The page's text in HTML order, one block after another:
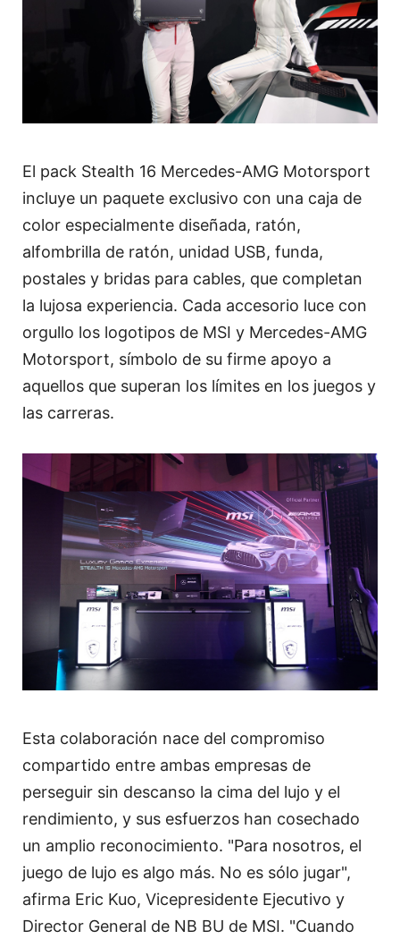
El pack Stealth 16 Mercedes-AMG Motorsport
incluye un paquete exclusivo con una caja de
color especialmente diseñada, ratón,
alfombrilla de ratón, unidad USB, funda,
postales y bridas para cables, que completan
la lujosa experiencia. Cada accesorio luce con
orgullo los logotipos de MSI y Mercedes-AMG
Motorsport, símbolo de su firme apoyo a
aquellos que superan los límites en los juegos y
las carreras.
Esta colaboración nace del compromiso
compartido entre ambas empresas de
perseguir sin descanso la cima del lujo y el
rendimiento, y sus esfuerzos han cosechado
un amplio reconocimiento. "Para nosotros, el
juego de lujo es algo más. No es sólo jugar",
afirma Eric Kuo, Vicepresidente Ejecutivo y
Director General de NB BU de MSI. "Cuando